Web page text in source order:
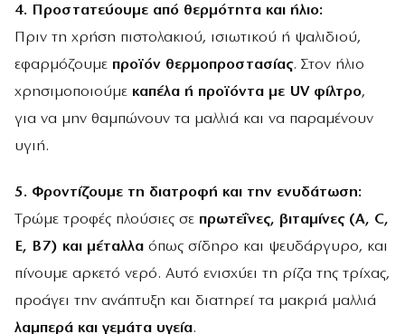
4. Προστατεύουμε από θερμότητα και ήλιο:
Πριν τη χρήση πιστολακιού, ισιωτικού ή ψαλιδιού,
εφαρμόζουμε προϊόν θερμοπροστασίας. Στον ήλιο
χρησιμοποιούμε καπέλα ή προϊόντα με UV φίλτρο,
για να μην θαμπώνουν τα μαλλιά και να παραμένουν
υγιή.
5. Φροντίζουμε τη διατροφή και την ενυδάτωση:
Τρώμε τροφές πλούσιες σε πρωτεΐνες, βιταμίνες (A, C,
E, B7) και μέταλλα όπως σίδηρο και ψευδάργυρο, και
πίνουμε αρκετό νερό. Αυτό ενισχύει τη ρίζα της τρίχας,
προάγει την ανάπτυξη και διατηρεί τα μακριά μαλλιά
λαμπερά και γεμάτα υγεία.